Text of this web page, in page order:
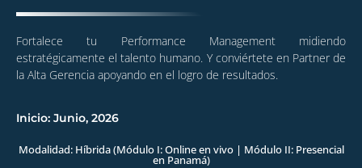
Fortalece tu Performance Management midiendo
estratégicamente el talento humano. Y conviértete en Partner de
la Alta Gerencia apoyando en el logro de resultados.
Inicio: Junio, 2026
Modalidad: Híbrida (Módulo I: Online en vivo | Módulo II: Presencial
en Panamá)